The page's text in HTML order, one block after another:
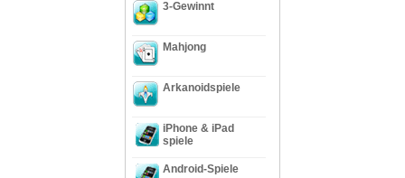
3-Gewinnt
Mahjong
Arkanoidspiele
iPhone & iPad
spiele
Android-Spiele